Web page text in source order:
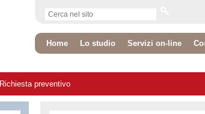
Home Lo studio Servizi on-line
Richiesta preventivo